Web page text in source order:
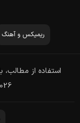
ریمیکس و آهنگ